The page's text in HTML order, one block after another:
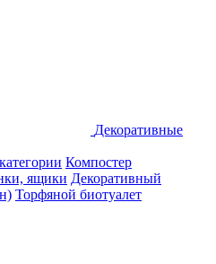
Декоративные
Компостер
ящики Декоративный
Торфяной биотуалет